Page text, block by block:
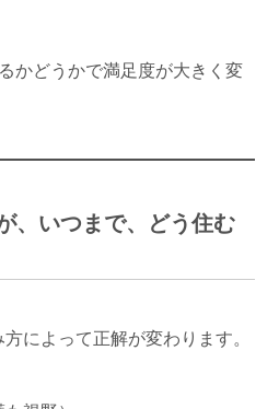
かどうかで満足度が大きく変
、いつまで、どう住む
によって正解が変わります。